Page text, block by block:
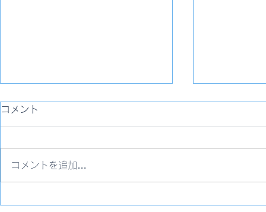
地球を癒すワンアクションを
発声・伝え
コメント
コメントを追加…